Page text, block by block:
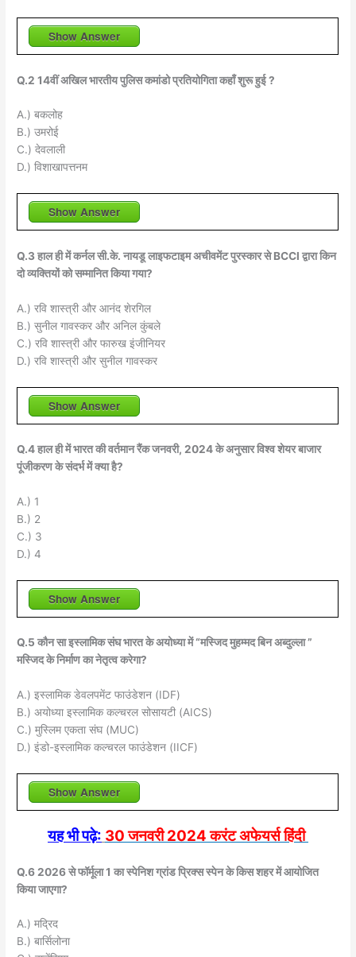
Show Answer
Q.2 14वीं अखिल भारतीय पुलिस कमांडो प्रतियोगिता कहाँ शुरू हुई ?
A.) बकलोह
B.) उमरोई
C.) देवलाली
D.) विशाखापत्तनम
Show Answer
Q.3 हाल ही में कर्नल सी.के. नायडू लाइफटाइम अचीवमेंट पुरस्कार से BCCI द्वारा किन
दो व्यक्तियों को सम्मानित किया गया?
A.) रवि शास्त्री और आनंद शेरगिल
B.) सुनील गावस्कर और अनिल कुंबले
C.) रवि शास्त्री और फारुख इंजीनियर
D.) रवि शास्त्री और सुनील गावस्कर
Show Answer
Q.4 हाल ही में भारत की वर्तमान रैंक जनवरी, 2024 के अनुसार विश्व शेयर बाजार
पूंजीकरण के संदर्भ में क्या है?
A.) 1
B.) 2
C.) 3
D.) 4
Show Answer
Q.5 कौन सा इस्लामिक संघ भारत के अयोध्या में “मस्जिद मुहम्मद बिन अब्दुल्ला ”
मस्जिद के निर्माण का नेतृत्व करेगा?
A.) इस्लामिक डेवलपमेंट फाउंडेशन (IDF)
B.) अयोध्या इस्लामिक कल्चरल सोसायटी (AICS)
C.) मुस्लिम एकता संघ (MUC)
D.) इंडो-इस्लामिक कल्चरल फाउंडेशन (IICF)
Show Answer
यह भी पढ़े: 30 जनवरी 2024 करंट अफेयर्सहिंदी
Q.6 2026 से फॉर्मूला 1 का स्पेनिश ग्रांड प्रिक्स स्पेन के किस शहर में आयोजित
किया जाएगा?
A.) मद्रिद
B.) बार्सिलोना